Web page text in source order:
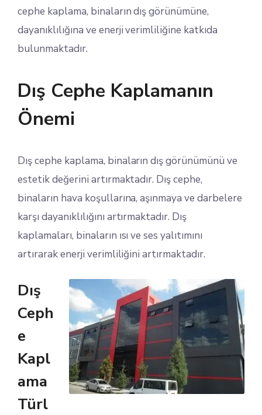
cephe kaplama, binaların dış görünümüne,
dayanıklılığına ve enerji verimliliğine katkıda
bulunmaktadır.
Dış Cephe Kaplamanın
Önemi
Dış cephe kaplama, binaların dış görünümünü ve
estetik değerini artırmaktadır. Dış cephe,
binaların hava koşullarına, aşınmaya ve darbelere
karşı dayanıklılığını artırmaktadır. Dış
kaplamaları, binaların ısı ve ses yalıtımını
artırarak enerji verimliliğini artırmaktadır.
Dış
Ceph
e
Kapl
ama
Türl